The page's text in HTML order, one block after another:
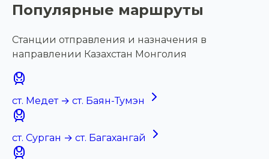
Популярные маршруты
Станции отправления и назначения в
направлении Казахстан Монголия
ст. Медет → ст. Баян-Тумэн
ст. Сурган → ст. Багахангай